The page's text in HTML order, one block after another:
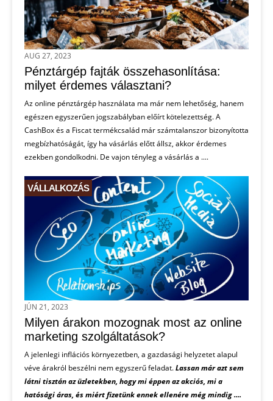
AUG 27, 2023
Pénztárgép fajták összehasonlítása:
milyet érdemes választani?
Az online pénztárgép használata ma már nem lehetőség, hanem
egészen egyszerűen jogszabályban előírt kötelezettség. A
CashBox és a Fiscat termékcsalád már számtalanszor bizonyította
megbízhatóságát, így ha vásárlás előtt állsz, akkor érdemes
ezekben gondolkodni. De vajon tényleg a vásárlás a ....
VÁLLALKOZÁS
JÚN 21, 2023
Milyen árakon mozognak most az online
marketing szolgáltatások?
A jelenlegi inflációs környezetben, a gazdasági helyzetet alapul
véve árakról beszélni nem egyszerű feladat.Lassan már azt sem
látni tisztán az üzletekben, hogy mi éppen az akciós, mi a
hatósági áras, és miért fizetünk ennek ellenére még mindig ....